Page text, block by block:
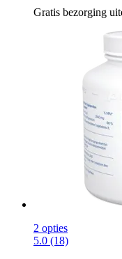
Gratis bezorging
2 opties
5.0 (18)